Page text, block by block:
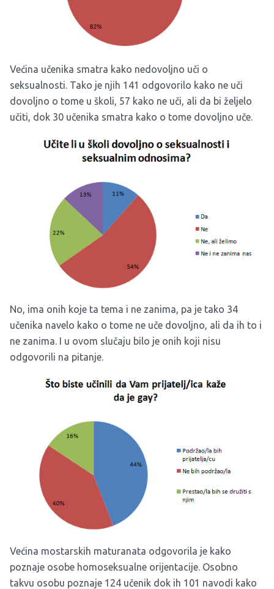
Većina učenika smatra kako nedovoljno uči o
seksualnosti. Tako je njih 141 odgovorilo kako ne uči
dovoljno o tome u školi, 57 kako ne uči, ali da bi željelo
učiti, dok 30 učenika smatra kako o tome dovoljno uče.
No, ima onih koje ta tema i ne zanima, pa je tako 34
učenika navelo kako o tome ne uče dovoljno, ali da ih to i
ne zanima. I u ovom slučaju bilo je onih koji nisu
odgovorili na pitanje.
Većina mostarskih maturanata odgovorila je kako
poznaje osobe homoseksualne orijentacije. Osobno
takvu osobu poznaje 124 učenik dok ih 101 navodi kako